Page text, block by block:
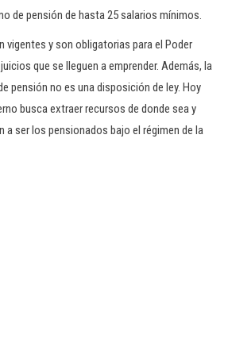
de pensión de hasta 25 salarios mínimos.
vigentes y son obligatorias para el Poder
que se lleguen a emprender. Además, la
pensión no es una disposición de ley. Hoy
busca extraer recursos de donde sea y
a ser los pensionados bajo el régimen de la